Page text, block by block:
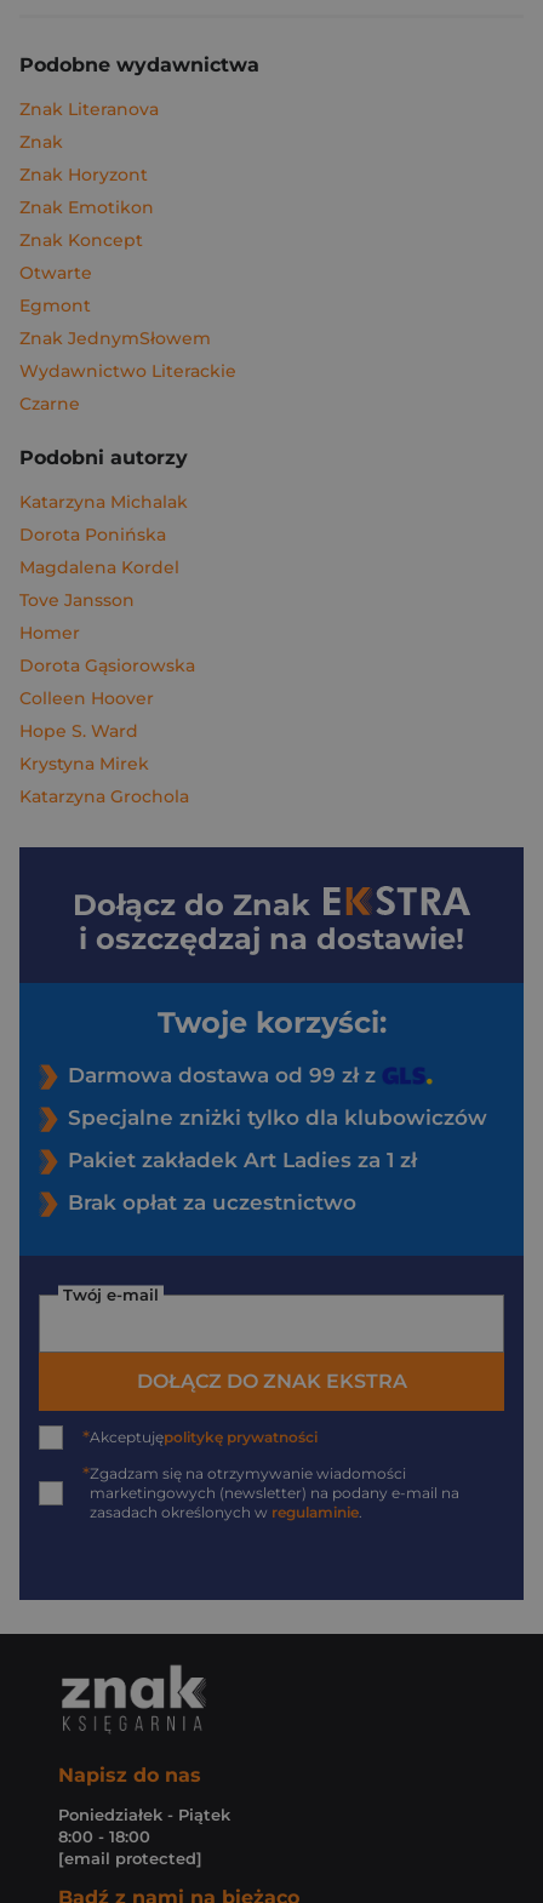
Podobne wydawnictwa
Znak Literanova
Znak
Znak Horyzont
Znak Emotikon
Znak Koncept
Otwarte
Egmont
Znak JednymSłowem
Wydawnictwo Literackie
Czarne
Podobni autorzy
Katarzyna Michalak
Dorota Ponińska
Magdalena Kordel
Tove Jansson
Homer
Dorota Gąsiorowska
Colleen Hoover
Hope S. Ward
Krystyna Mirek
Katarzyna Grochola
Dołącz do Znak
i oszczędzaj na dostawie!
Twoje korzyści:
Darmowa dostawa od 99 zł z
Specjalne zniżki tylko dla klubowiczów
Pakiet zakładek Art Ladies za 1 zł
Brak opłat za uczestnictwo
Twój e-mail
DOŁĄCZ DO ZNAK EKSTRA
*Akceptujępolitykę prywatności
*Zgadzam się na otrzymywanie wiadomości
marketingowych (newsletter) na podany e-mail na
zasadach określonych w regulaminie.
Napisz do nas
Poniedziałek - Piątek
8:00 - 18:00
[email protected]
Bądź z nami na bieżąco